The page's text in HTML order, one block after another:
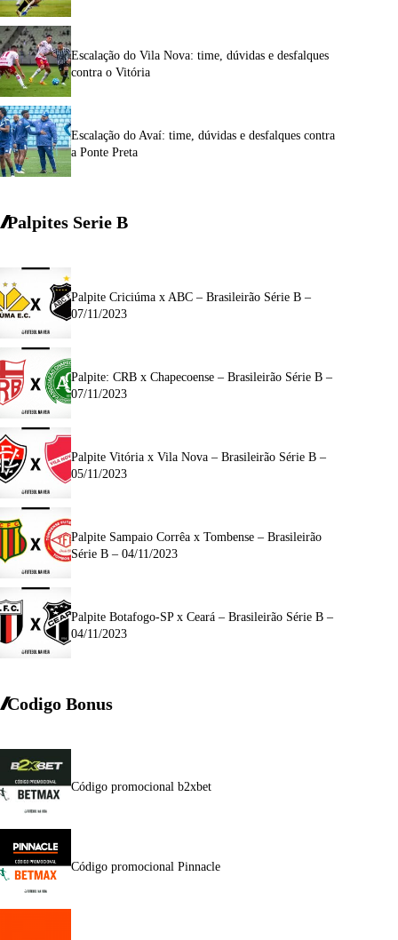
Escalação do Vila Nova: time, dúvidas e desfalques
contra o Vitória
Escalação do Avaí: time, dúvidas e desfalques contra
a Ponte Preta
Palpites Serie B
Palpite Criciúma x ABC – Brasileirão Série B –
07/11/2023
Palpite: CRB x Chapecoense – Brasileirão Série B –
07/11/2023
Palpite Vitória x Vila Nova – Brasileirão Série B –
05/11/2023
Palpite Sampaio Corrêa x Tombense – Brasileirão
Série B – 04/11/2023
Palpite Botafogo-SP x Ceará – Brasileirão Série B –
04/11/2023
Codigo Bonus
Código promocional b2xbet
Código promocional Pinnacle